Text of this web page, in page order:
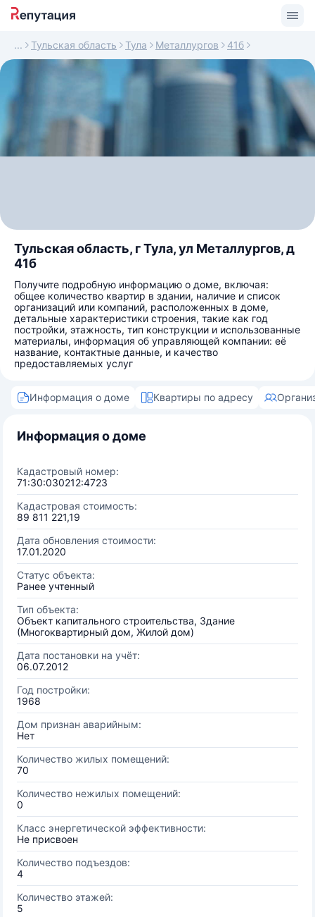
Тульская область Тула Металлургов 41б
Тульская область, г Тула, ул Металлургов, д
41б
Получите подробную информацию о доме, включая:
общее количество квартир в здании, наличие и список
организаций или компаний, расположенных в доме,
детальные характеристики строения, такие как год
постройки, этажность, тип конструкции и использованные
материалы, информация об управляющей компании: её
название, контактные данные, и качество
предоставляемых услуг
Информация о доме Квартиры по адресу
Информация о доме
Кадастровый номер:
71:30:030212:4723
Кадастровая стоимость:
89 811 221,19
Дата обновления стоимости:
17.01.2020
Статус объекта:
Ранее учтенный
Тип объекта:
Объект капитального строительства, Здание
(Многоквартирный дом, Жилой дом)
Дата постановки на учёт:
06.07.2012
Год постройки:
1968
Дом признан аварийным:
Нет
Количество жилых помещений:
70
Количество нежилых помещений:
0
Класс энергетической эффективности:
Не присвоен
Количество подъездов:
4
Количество этажей:
5